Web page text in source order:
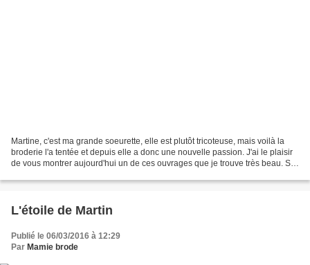
Martine, c'est ma grande soeurette, elle est plutôt tricoteuse, mais voilà la
broderie l'a tentée et depuis elle a donc une nouvelle passion. J'ai le plaisir
de vous montrer aujourd'hui un de ces ouvrages que je trouve très beau. Si
L'étoile de Martin
Publié le 06/03/2016 à 12:29
Par Mamie brode